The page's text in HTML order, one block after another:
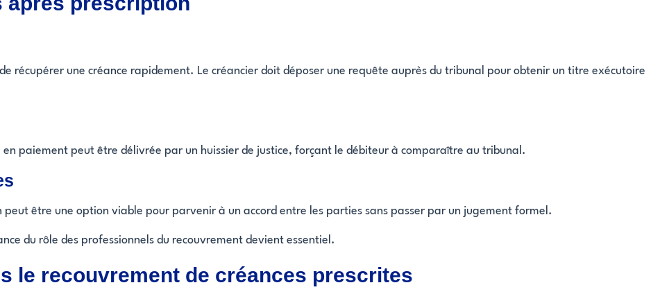
récupérer une créance rapidement. Le créancier doit déposer une requête auprès du tribunal pour obtenir un titre exécutoire
en paiement peut être délivrée par un huissier de justice, forçant le débiteur à comparaître au tribunal.
être une option viable pour parvenir à un accord entre les parties sans passer par un jugement formel.
du rôle des professionnels du recouvrement devient essentiel.
le recouvrement de créances prescrites